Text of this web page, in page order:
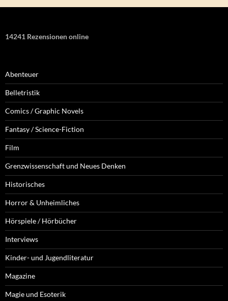
14241 Rezensionen online
Abenteuer
Belletristik
Comics / Graphic Novels
Fantasy / Science-Fiction
Film
Grenzwissenschaft und Neues Denken
Historisches
Horror & Unheimliches
Hörspiele / Hörbücher
Interviews
Kinder- und Jugendliteratur
Magazine
Magie und Esoterik